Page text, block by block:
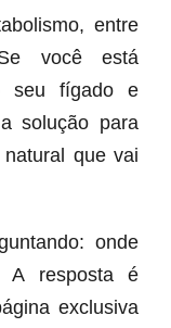
entre
você está
seu fígado e
solução para
que vai
onde
A resposta é
exclusiva